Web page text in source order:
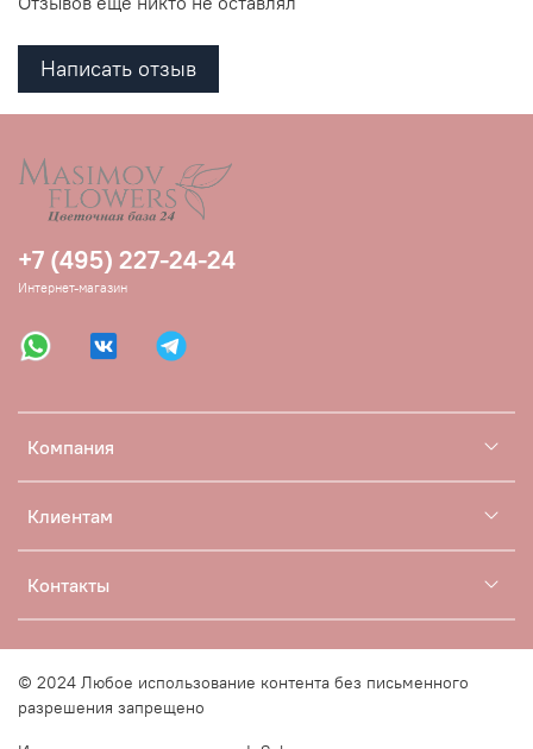
Написать отзыв
Компания
Клиентам
Контакты
+7 (495) 227-24-24
Интернет-магазин
© 2024 Любое использование контента без письменного
разрешения запрещено